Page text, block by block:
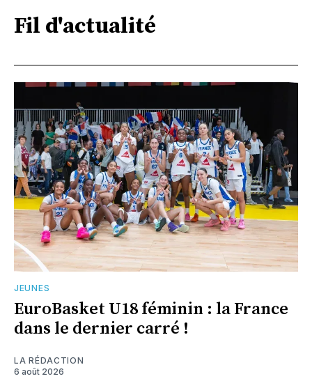
Fil d'actualité
JEUNES
EuroBasket U18 féminin : la France
dans le dernier carré !
LA RÉDACTION
6 août 2026